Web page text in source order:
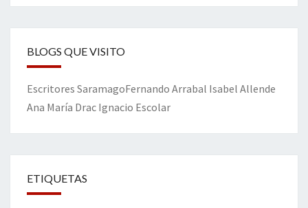
BLOGS QUE VISITO
Escritores SaramagoFernando Arrabal Isabel Allende
Ana María Drac Ignacio Escolar
ETIQUETAS